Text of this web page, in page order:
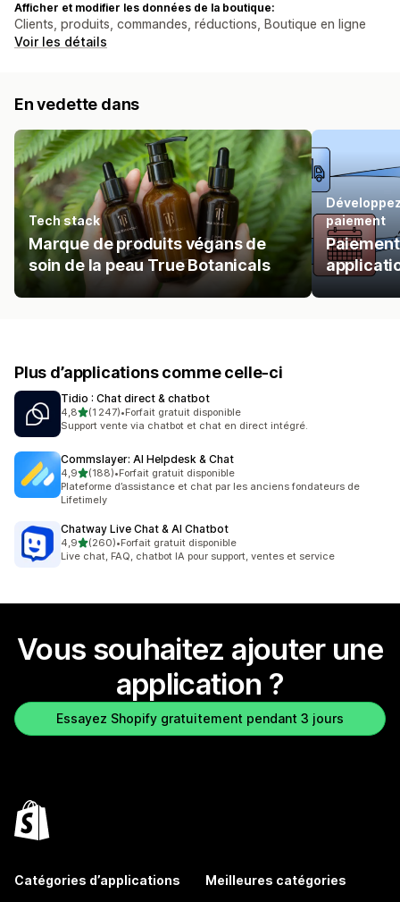
Afficher et modifier les données de la boutique:
Clients, produits, commandes, réductions, Boutique en ligne
Voir les détails
En vedette dans
Tech stack
Marque de produits végans de
soin de la peau True Botanicals
paiement
Plus d’applications comme celle-ci
Tidio : Chat direct & chatbot
4,8étoile(s) sur 5
(1 247)
1247 avis au total
•Forfait gratuit disponible
Support vente via chatbot et chat en direct intégré.
Commslayer: AI Helpdesk & Chat
4,9étoile(s) sur 5
(188)
188 avis au total
•Forfait gratuit disponible
Plateforme d’assistance et chat par les anciens fondateurs de
Lifetimely
Chatway Live Chat & AI Chatbot
4,9étoile(s) sur 5
(260)
260 avis au total
•Forfait gratuit disponible
Live chat, FAQ, chatbot IA pour support, ventes et service
Vous souhaitez ajouter une
application ?
Essayez Shopify gratuitement pendant 3 jours
Catégories d’applications Meilleures catégories